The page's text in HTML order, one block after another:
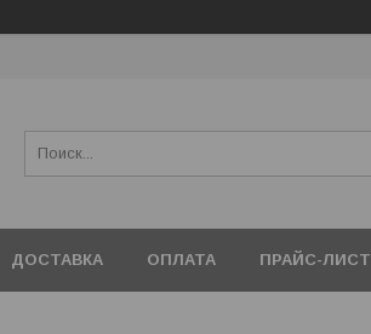
ДОСТАВКА ОПЛАТА ПРАЙС-ЛИСТ